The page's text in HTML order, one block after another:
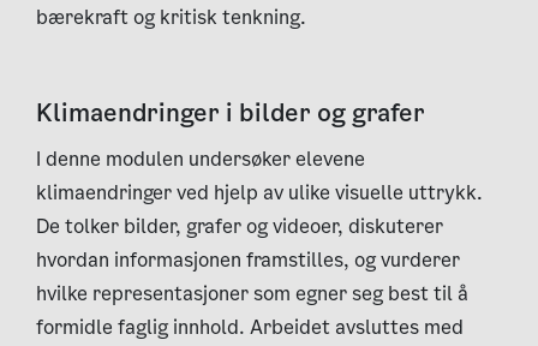
bærekraft og kritisk tenkning.
Klimaendringer i bilder og grafer
I denne modulen undersøker elevene
klimaendringer ved hjelp av ulike visuelle uttrykk.
De tolker bilder, grafer og videoer, diskuterer
hvordan informasjonen framstilles, og vurderer
hvilke representasjoner som egner seg best til å
formidle faglig innhold. Arbeidet avsluttes med